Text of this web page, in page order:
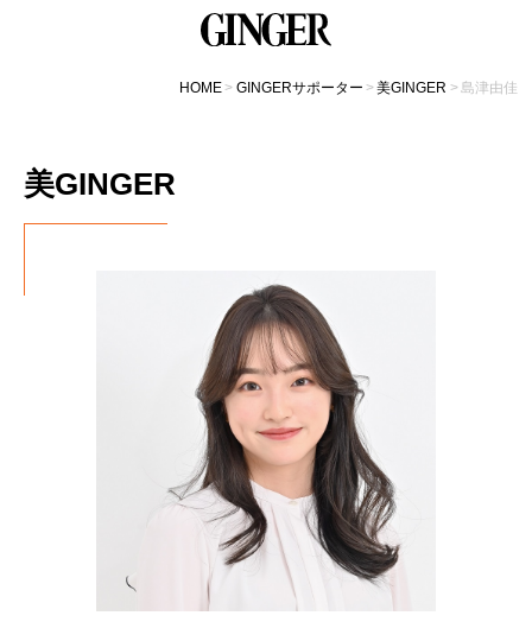
HOME GINGERサポーター 美GINGER 島津由佳
美GINGER